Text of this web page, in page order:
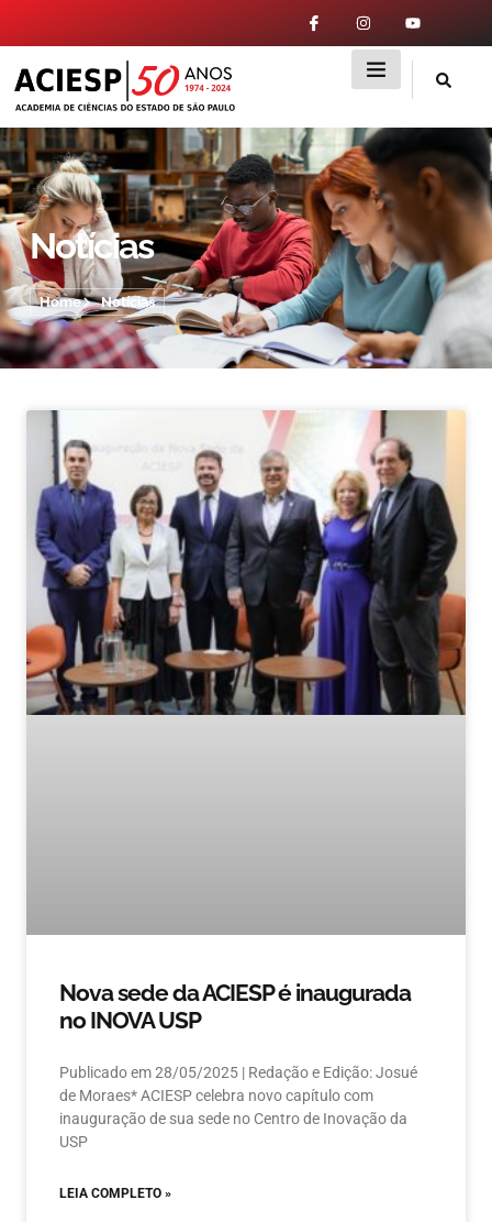
Notícias
Home Notícias
Nova sede da ACIESP é inaugurada
no INOVA USP
Publicado em 28/05/2025 | Redação e Edição: Josué
de Moraes* ACIESP celebra novo capítulo com
inauguração de sua sede no Centro de Inovação da
USP
LEIA COMPLETO »